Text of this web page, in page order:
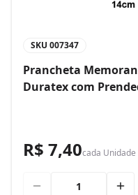
SKU 007347
Prancheta
Duratex com
R$ 7,40cada Unidade